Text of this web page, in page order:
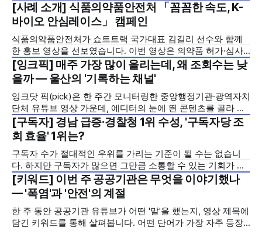
2026년 7월 5주
[사례 소개] 식품의약품안전처 「꼼꼼한 속도, K-
바이오 안심레이스」 캠페인
식품의약품안전처가 쇼트트랙 국가대표 김길리 선수와 함께
한 홍보 영상을 선보였습니다. 이번 영상은 의약품 허가·심사
기간을 기존 420일에서 240일로 단축한 정책을 국민에게 쉽
고 친근하게 알리기 위해 제작한 것으로, 딱딱하게 느껴질 수
있는 규제 정책을, 빙판 위에서 빠른 스피드와 꼼꼼한 준비를
모두 갖춘 김길리 선수의 이미지에 빗대어 풀어낸 것이 특징입
니다. '빠르지만
2026년 7월 5주
[잉크픽] 매주 가장 많이 올리는데, 왜 조회수는 낮
을까 — 울산의 '기록하는 채널'
잉크닷 픽(pick)은 한 주간 모니터링한 중앙행정기관·광역자치
단체 유튜브 영상 가운데, 에디터의 눈에 띈 콘텐츠를 골라 그
시도와 의미를 들여다보는 코너입니다. 조회수 순위표 맨 위에
오르지는 못했지만, 다른 채널이 가지 않은 길을 택한 콘텐츠
를 소개합니다. 이번 주는 특정 영상 한 편이 아니라, 채널 하나
의 '변화'를 이야기하려
2026년 7월 5주
[구독자] 경남 급증·경찰청 1위 수성, '구독자당 조
회 효율' 1위는?
구독자 수가 절대적인 우위를 가리는 기준이 될 수는 없습니
다. 하지만 구독자가 많으면 그만큼 소통할 수 있는 기회가 많
아집니다. 소통은 곧 채널의 신뢰로 이어집니다. 억지로 구독
자를 확보하기보다는 소통하는, 그래서 충성도 높은 구독자를
다수 확보하길 바라는 마음을 담아, 중앙행정기관과 광역자치
단체 유튜브 채널의 구독자를 월 단위로 분석합니다. 중앙행정
기관과 광역자치단체 유튜브 채널의 구독자를 통합하여
2026년 7월 5주
[키워드] 이번 주 공공기관은 무엇을 이야기했나
— '폭염'과 '안전'의 계절
한 주 동안 공공기관 유튜브가 어떤 '말'을 했는지, 영상 제목에
담긴 키워드를 통해 살펴봅니다. 어떤 단어가 가장 자주 등장